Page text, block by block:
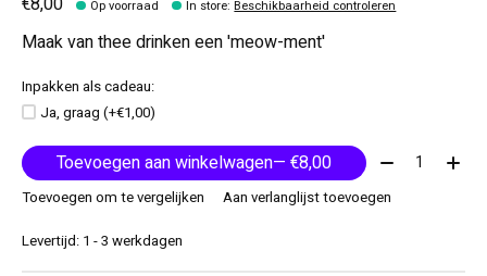
Op voorraad In store:Beschikbaarheid controleren
Maak van thee drinken een 'meow-ment'
Inpakken als cadeau:
Ja, graag (+€1,00)
Toevoegen aan winkelwagen — €8,00 Aantal:
Toevoegen om te vergelijken
Aan verlanglijst toevoegen
Levertijd: 1 - 3 werkdagen